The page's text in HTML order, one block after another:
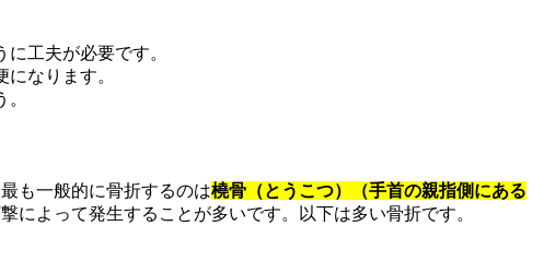
工夫が必要です。
なります。
も一般的に骨折するのは橈骨（とうこつ）（手首の親指側にある
よって発生することが多いです。以下は多い骨折です。